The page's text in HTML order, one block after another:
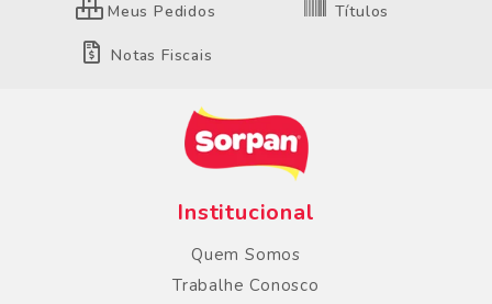
Meus Pedidos Títulos
Notas Fiscais
Institucional
Quem Somos
Trabalhe Conosco